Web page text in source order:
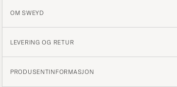
OM SWEYD
LEVERING OG RETUR
PRODUSENTINFORMASJON